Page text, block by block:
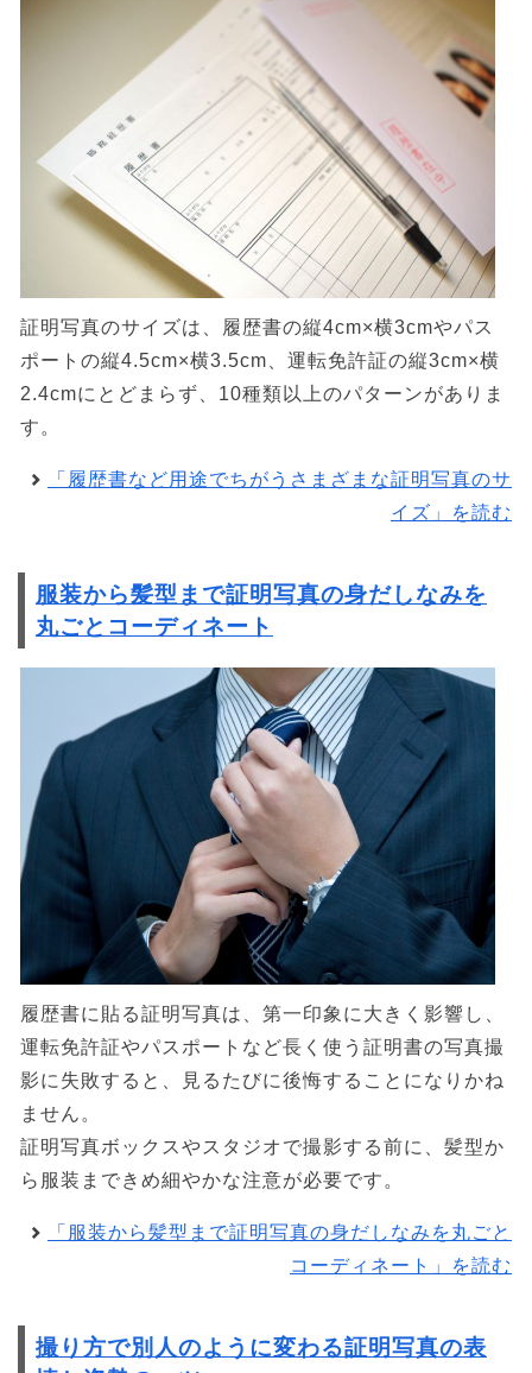
証明写真のサイズは、履歴書の縦4cm×横3cmやパス
ポートの縦4.5cm×横3.5cm、運転免許証の縦3cm×横
2.4cmにとどまらず、10種類以上のパターンがありま
す。
「履歴書など用途でちがうさまざまな証明写真のサ
イズ」を読む
服装から髪型まで証明写真の身だしなみを
丸ごとコーディネート
履歴書に貼る証明写真は、第一印象に大きく影響し、
運転免許証やパスポートなど長く使う証明書の写真撮
影に失敗すると、見るたびに後悔することになりかね
ません。
証明写真ボックスやスタジオで撮影する前に、髪型か
ら服装まできめ細やかな注意が必要です。
「服装から髪型まで証明写真の身だしなみを丸ごと
コーディネート」を読む
撮り方で別人のように変わる証明写真の表